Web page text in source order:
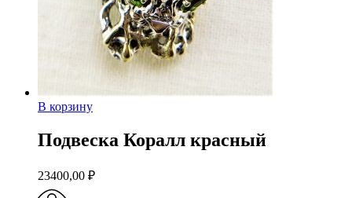
В корзину
Подвеска Коралл красный
23400,00 ₽